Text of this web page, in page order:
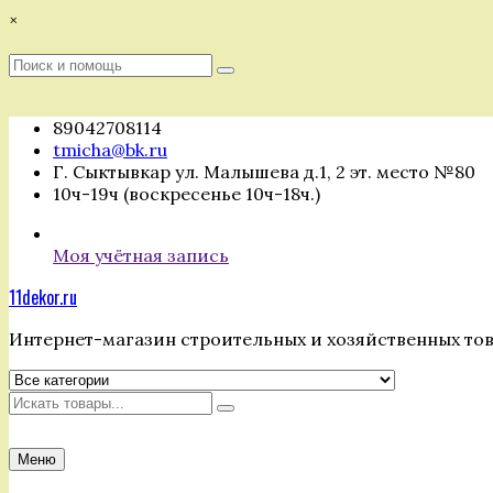
Перейти
содержимому
×
Поиск
Поиск
89042708114
tmicha@bk.ru
Г. Сыктывкар ул. Малышева д.1, 2 эт. место №80
10ч-19ч (воскресенье 10ч-18ч.)
Моя учётная запись
11dekor.ru
Интернет-магазин строительных и хозяйственных
Искать
Меню